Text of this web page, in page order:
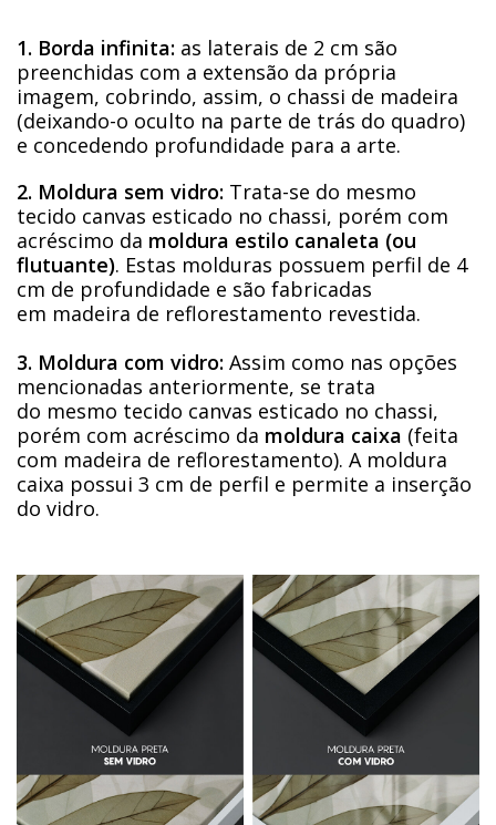
1. Borda infinita: as laterais de 2 cm são
preenchidas com a extensão da própria
imagem, cobrindo, assim, o chassi de madeira
(deixando-o oculto na parte de trás do quadro)
e concedendo profundidade para a arte.
2. Moldura sem vidro: Trata-se do mesmo
tecido canvas esticado no chassi, porém com
acréscimo da moldura estilo canaleta (ou
flutuante). Estas molduras possuem perfil de 4
cm de profundidade e são fabricadas
em madeira de reflorestamento revestida.
3. Moldura com vidro: Assim como nas opções
mencionadas anteriormente, se trata
do mesmo tecido canvas esticado no chassi,
porém com acréscimo da moldura caixa (feita
com madeira de reflorestamento). A moldura
caixa possui 3 cm de perfil e permite a inserção
do vidro.